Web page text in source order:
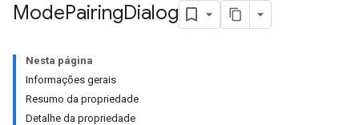
ModePairingDialog
Nesta página
Informações gerais
Resumo da propriedade
Detalhe da propriedade